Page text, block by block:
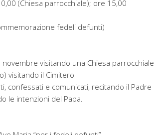
(Chiesa parrocchiale); ore 15,00
fedeli defunti)
visitando una Chiesa parrocchiale
visitando il Cimitero
confessati e comunicati, recitando il Padre
le intenzioni del Papa.